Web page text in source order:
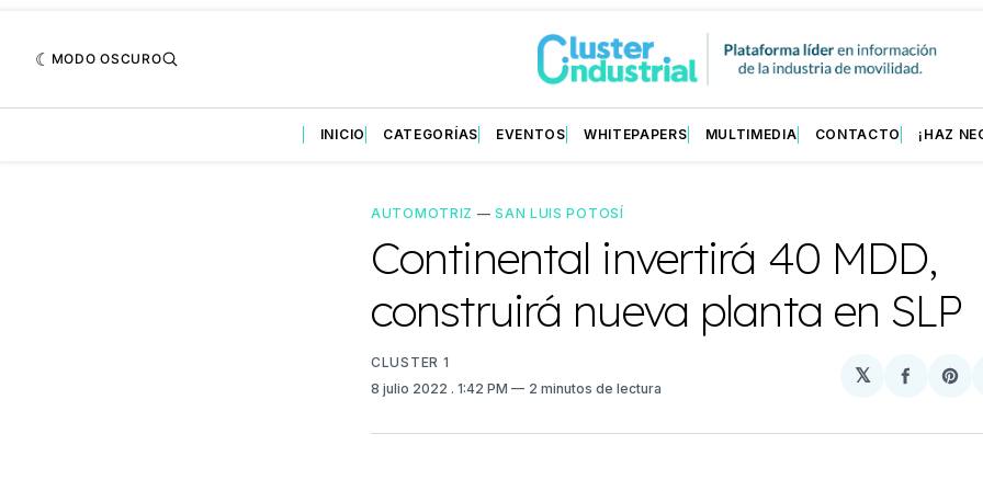
MODO OSCURO
INICIO CATEGORÍAS EVENTOS WHITEPAPERS MULTIMEDIA CONTACTO ¡HAZ
AUTOMOTRIZ —SAN LUIS POTOSÍ
Continental invertirá 40 MDD,
construirá nueva planta en SLP
CLUSTER 1
8 julio 2022 . 1:42 PM 2 minutos de lectura
𝕏